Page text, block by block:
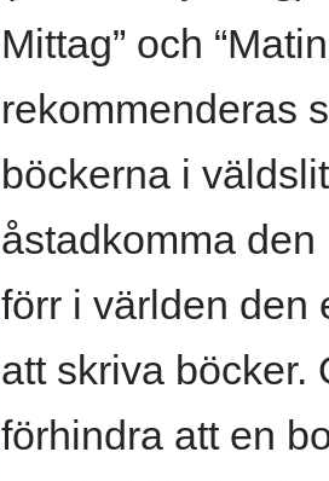
Mittag” och
rekommenderas
böckerna i
åstadkomma
förr i världen den
att skriva böcker.
förhindra att en